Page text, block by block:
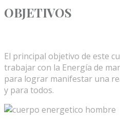
OBJETIVOS
El principal objetivo de este
trabajar con la Energía de
para lograr manifestar una
y para todos.